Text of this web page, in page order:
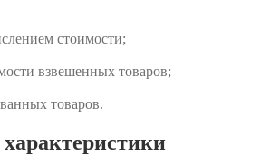
стоимости;
взвешенных товаров;
товаров.